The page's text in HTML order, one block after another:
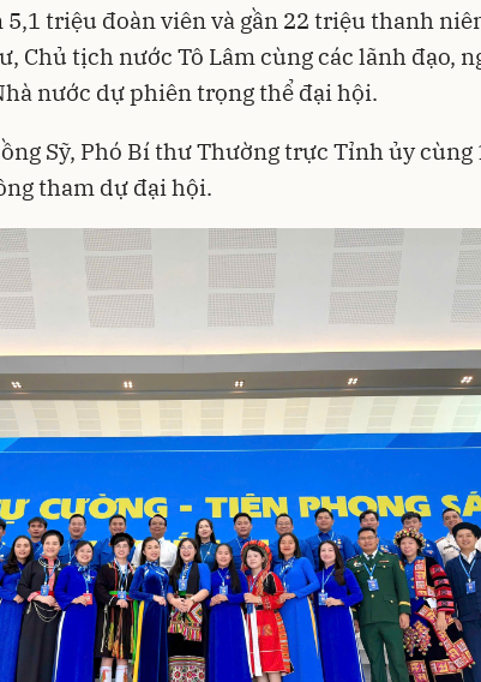
triệu đoàn viên và gần 22 triệu thanh
Chủ tịch nước Tô Lâm cùng các lãnh đạo,
nước dự phiên trọng thể đại hội.
Sỹ, Phó Bí thư Thường trực Tỉnh ủy cùng
tham dự đại hội.